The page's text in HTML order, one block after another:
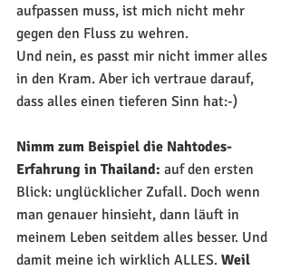
aufpassen muss, ist mich nicht mehr
gegen den Fluss zu wehren.
Und nein, es passt mir nicht immer alles
in den Kram. Aber ich vertraue darauf,
dass alles einen tieferen Sinn hat:-)
Nimm zum Beispiel die Nahtodes-
Erfahrung in Thailand: auf den ersten
Blick: unglücklicher Zufall. Doch wenn
man genauer hinsieht, dann läuft in
meinem Leben seitdem alles besser. Und
damit meine ich wirklich ALLES. Weil